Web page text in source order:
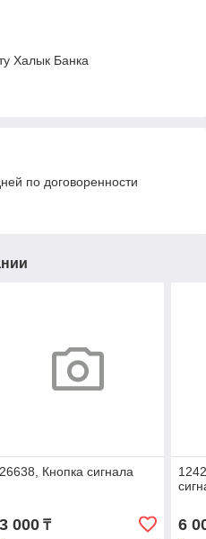
Халык Банка
по договоренности
26638, Кнопка сигнала
3 000₸ 6